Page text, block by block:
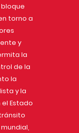
torno a
y
la
de la
la
y la
Estado